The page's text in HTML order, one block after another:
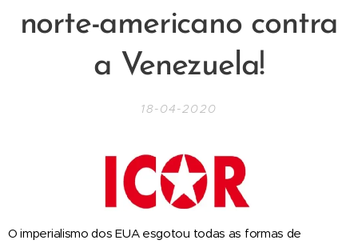
norte-americano contra
a Venezuela!
18-04-2020
O imperialismo dos EUA esgotou todas as formas de